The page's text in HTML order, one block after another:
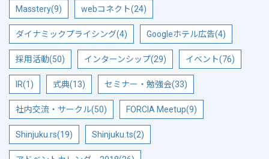
Masstery(9) webコネクト(24)
ダイナミックプライシング(4) Googleホテル広告(4)
採用活動(50) インターンシップ(29) イベント(76)
IR(1) 式典(13) セミナー・勉強会(33)
社内交流・サークル(50) FORCIA Meetup(9)
Shinjuku.rs(19) Shinjuku.ts(2)